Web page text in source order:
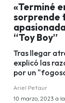
«Terminé
sorprende
“Toy Boy”
Tras llegar
explicó las
por un
Ariel Pefaur
10 marzo, 2023 a